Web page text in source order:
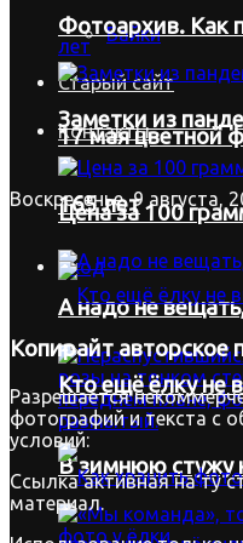
Байки
Старый сайт
Контакты
Воскресенье, 9 августа,
Вход
Фотоархив. Как
Заметки из
Цена за 100
А надо не
В зимнюю стужу
17 мая цветной
165 лет
Кто ещё ёлку не
Копирайтавторское
Разрешается
фотографий и текста с
условий:
Ссылка активная на ту
материал.